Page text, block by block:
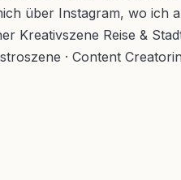
über Instagram, wo ich
Kreativszene Reise &
· Content